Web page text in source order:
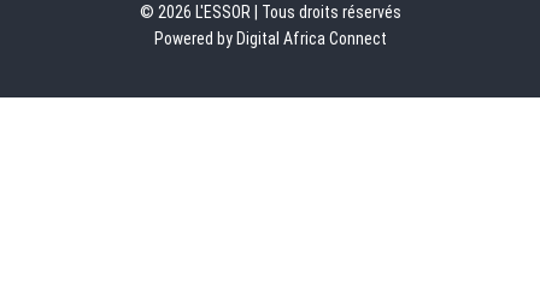
© 2026 L'ESSOR | Tous droits réservés
Powered by Digital Africa Connect